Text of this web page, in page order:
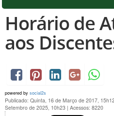
Horário de
aos
powered by social2s
Publicado: Quinta, 16 de Março de 2017,
Setembro de 2025, 10h23 | Acessos: 8220